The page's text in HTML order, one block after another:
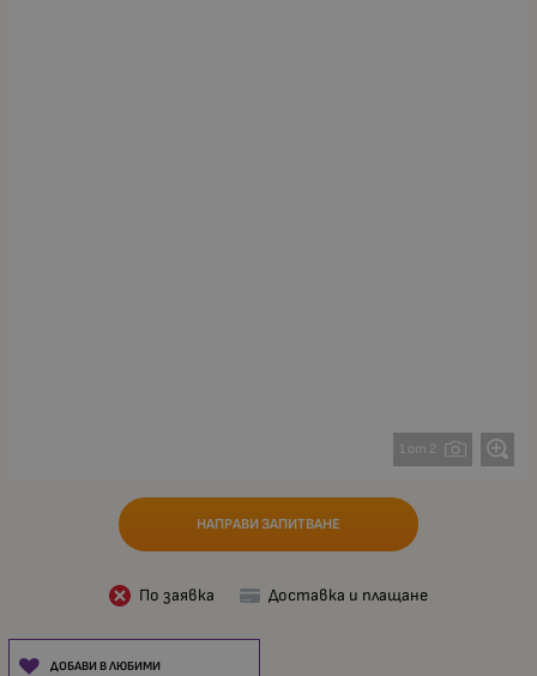
1 от 2
НАПРАВИ ЗАПИТВАНЕ
По заявка Доставка и плащане
ДОБАВИ В ЛЮБИМИ